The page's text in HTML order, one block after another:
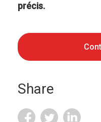
précis.
Share